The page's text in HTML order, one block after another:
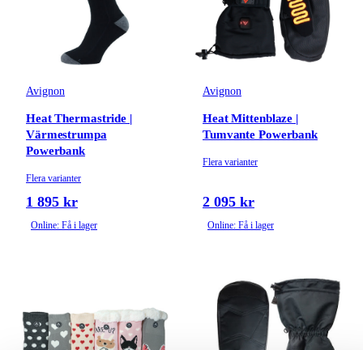
Avignon
Heat Thermastride |
Värmestrumpa
Powerbank
Flera varianter
1 895 kr
Online: Få i lager
Avignon
Heat Mittenblaze |
Tumvante Powerbank
Flera varianter
2 095 kr
Online: Få i lager